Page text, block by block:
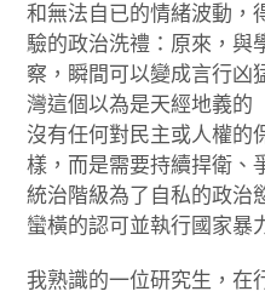
和無法自已的情緒波動，
驗的政治洗禮：原來，與
察，瞬間可以變成言行凶
灣這個以為是天經地義的
沒有任何對民主或人權的
樣，而是需要持續捍衛、
統治階級為了自私的政治
蠻橫的認可並執行國家暴
我熟識的一位研究生，在